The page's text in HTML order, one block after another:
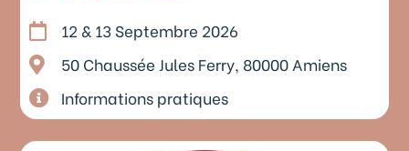
12 & 13 Septembre 2026
50 Chaussée Jules Ferry, 80000 Amiens
Informations pratiques